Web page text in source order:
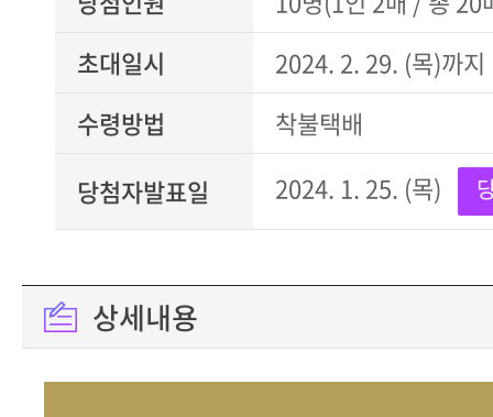
초대일시
2024. 2. 29. (목)까지
수령방법
착불택배
당첨자발표일
2024. 1. 25. (목)
상세내용